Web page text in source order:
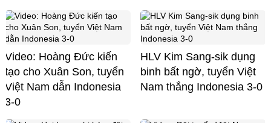
Video: Hoàng Đức kiến
tạo cho Xuân Son, tuyển
Việt Nam dẫn Indonesia
3-0
HLV Kim Sang-sik dụng
binh bất ngờ, tuyển Việt
Nam thắng Indonesia 3-0